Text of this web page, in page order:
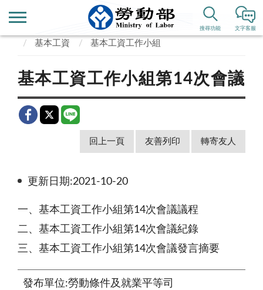
文字客服
搜尋功能
業務專區 勞動條件、就業平等
工資
基本工資
基本工資工作小組
基本工資工作小組第14次會議
回上一頁 友善列印 轉寄友人
更新日期:2021-10-20
一、基本工資工作小組第14次會議議程
二、基本工資工作小組第14次會議紀錄
三、基本工資工作小組第14次會議發言摘要
發布單位:勞動條件及就業平等司